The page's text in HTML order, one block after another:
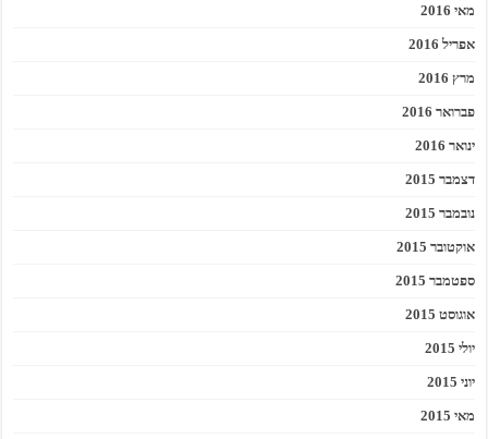
מאי 2016
אפריל 2016
מרץ 2016
פברואר 2016
ינואר 2016
דצמבר 2015
נובמבר 2015
אוקטובר 2015
ספטמבר 2015
אוגוסט 2015
יולי 2015
יוני 2015
מאי 2015